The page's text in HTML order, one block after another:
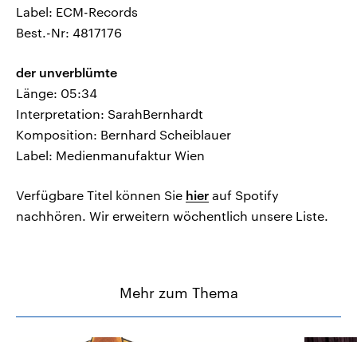
Label: ECM-Records
Best.-Nr: 4817176
der unverblümte
Länge: 05:34
Interpretation: SarahBernhardt
Komposition: Bernhard Scheiblauer
Label: Medienmanufaktur Wien
Verfügbare Titel können Sie hier auf Spotify
nachhören. Wir erweitern wöchentlich unsere Liste.
Mehr zum Thema